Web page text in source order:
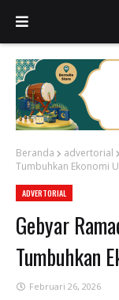
Beranda advertorial
Tumbuhkan Ekonomi
ADVERTORIAL
Gebyar
Tumbuhkan
Februari 26, 2026